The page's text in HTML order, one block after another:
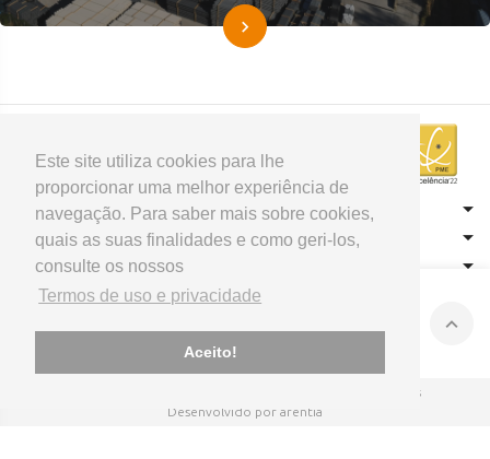
Este site utiliza cookies para lhe
proporcionar uma melhor experiência de
navegação. Para saber mais sobre cookies,
quais as suas finalidades e como geri-los,
consulte os nossos
Termos de uso e privacidade
Aceito!
CONTACTOS
HOME
PRODUTOS
APOIO AO CLIENTE
Todos os direitos reservados
Desenvolvido por arentia